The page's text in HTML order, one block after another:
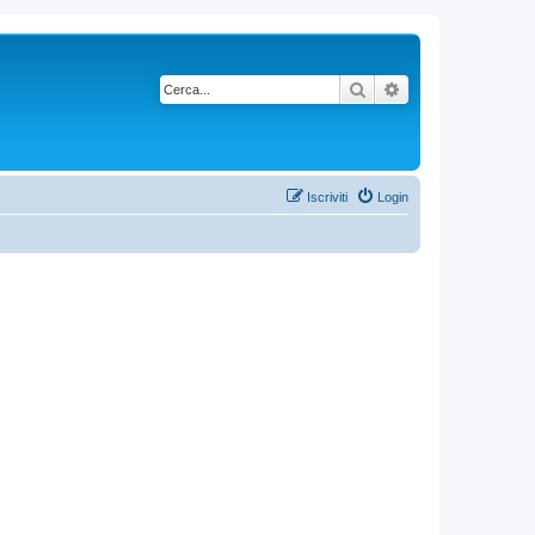
Cerca
Login
Iscriviti